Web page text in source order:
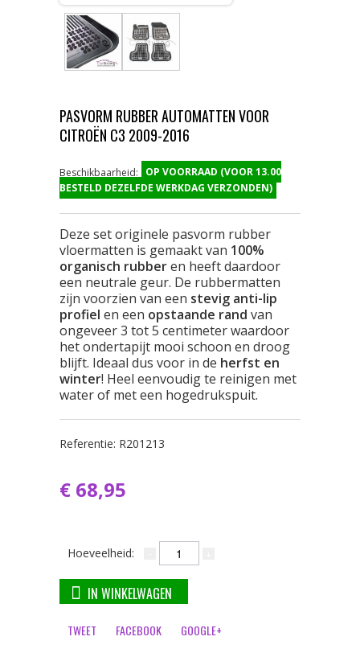
PASVORM RUBBER AUTOMATTEN VOOR
CITROËN C3 2009-2016
Beschikbaarheid:
OP VOORRAAD (VOOR 13.00
BESTELD DEZELFDE WERKDAG VERZONDEN)
Deze set originele pasvorm rubber
vloermatten is gemaakt van 100%
organisch rubberen heeft daardoor
een neutrale geur. De rubbermatten
zijn voorzien van een stevig anti-lip
profiel en een opstaande rand van
ongeveer 3 tot 5 centimeter waardoor
het ondertapijt mooi schoon en droog
blijft. Ideaal dus voor in de herfst en
winter! Heel eenvoudig te reinigen met
water of met een hogedrukspuit.
Referentie: R201213
€ 68,95
Hoeveelheid:
IN WINKELWAGEN
TWEET FACEBOOK GOOGLE+